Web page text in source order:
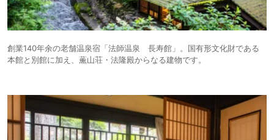
創業140年余の老舗温泉宿「法師温泉 長寿館」。国有形文化財である
本館と別館に加え、薫山荘・法隆殿からなる建物です。